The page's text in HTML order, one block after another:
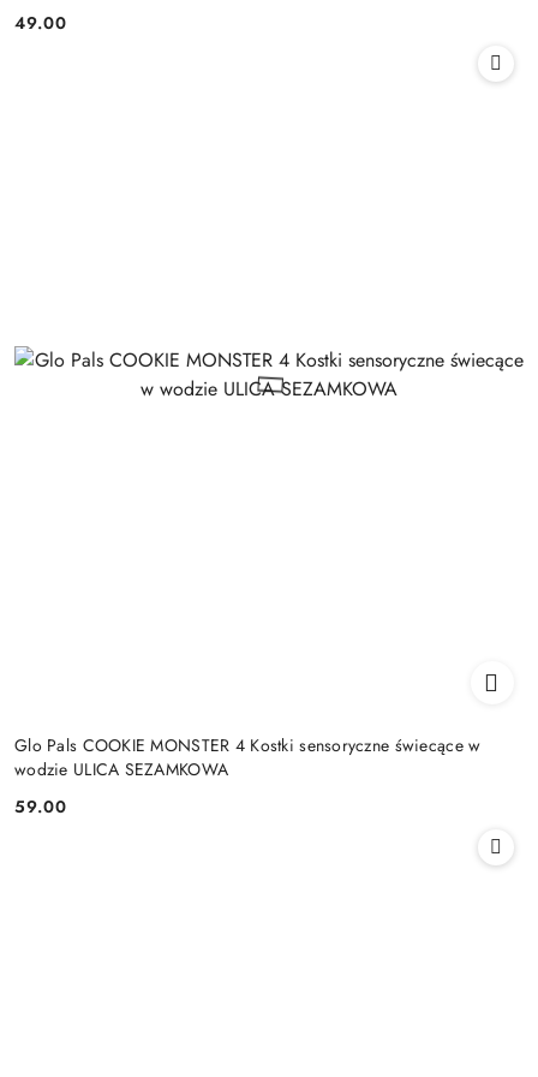
Cena:
49.00
Glo Pals COOKIE MONSTER 4 Kostki sensoryczne świecące w
wodzie ULICA SEZAMKOWA
Cena:
59.00